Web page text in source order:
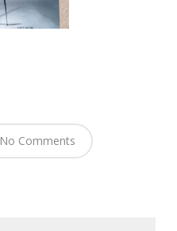
No Comments